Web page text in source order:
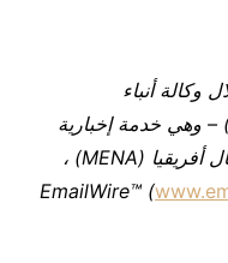
وكالة أنباء
) وهي خدمة إخبارية
أفريقيا (MENA)
،